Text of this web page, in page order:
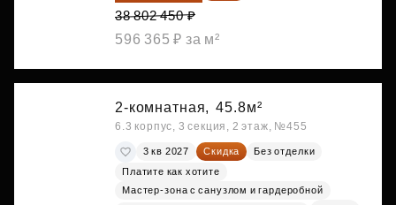
38 802 450 ₽
596 365 ₽ за м²
2-комнатная, 45.8м²
6.3 корпус, 3 секция, 2 этаж, №455
3 кв 2027 Скидка
Без отделки
Платите как хотите
Мастер-зона с санузлом и гардеробной